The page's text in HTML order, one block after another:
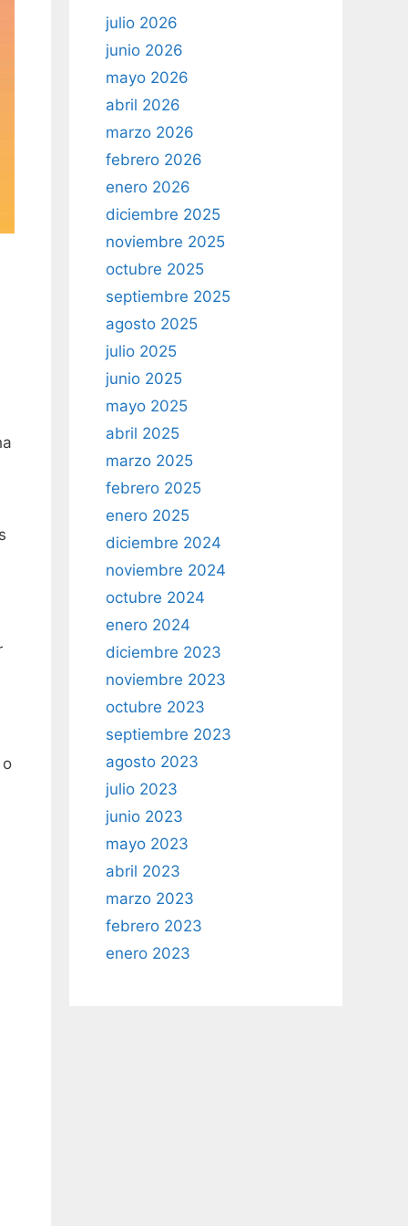
julio 2026
junio 2026
mayo 2026
abril 2026
marzo 2026
febrero 2026
enero 2026
diciembre 2025
noviembre 2025
octubre 2025
septiembre 2025
agosto 2025
julio 2025
junio 2025
mayo 2025
abril 2025
marzo 2025
febrero 2025
enero 2025
diciembre 2024
noviembre 2024
octubre 2024
enero 2024
diciembre 2023
noviembre 2023
octubre 2023
septiembre 2023
agosto 2023
julio 2023
junio 2023
mayo 2023
abril 2023
marzo 2023
febrero 2023
enero 2023